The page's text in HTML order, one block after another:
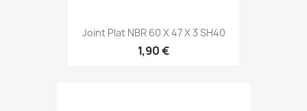
Joint Plat NBR 60 X 47 X 3 SH40
1,90 €